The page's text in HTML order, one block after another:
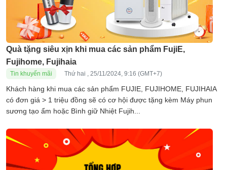
Quà tặng siêu xịn khi mua các sản phẩm FujiE,
Fujihome, Fujihaia
Tin khuyến mãi Thứ hai , 25/11/2024, 9:16 (GMT+7)
Khách hàng khi mua các sản phẩm FUJIE, FUJIHOME, FUJIHAIA
có đơn giá > 1 triệu đồng sẽ có cơ hội được tặng kèm Máy phun
sương tạo ẩm hoặc Bình giữ Nhiệt Fujih...